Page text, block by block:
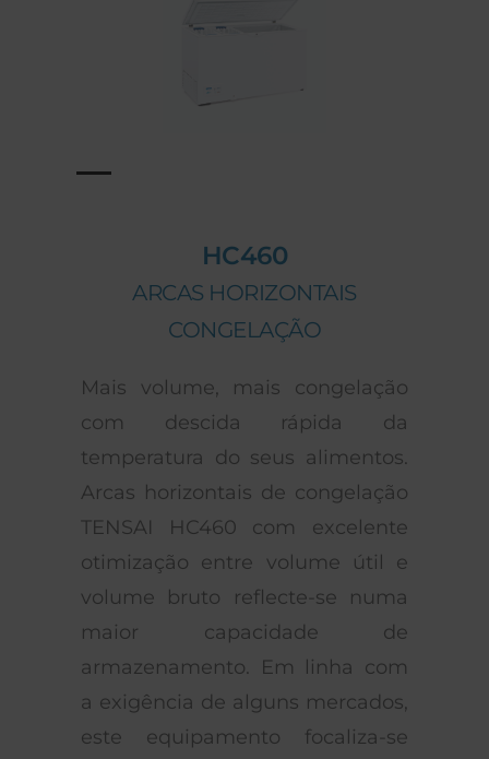
HC460
ARCAS HORIZONTAIS
CONGELAÇÃO
Mais volume, mais congelação
com descida rápida da
temperatura do seus alimentos.
Arcas horizontais de congelação
TENSAI HC460 com excelente
otimização entre volume útil e
volume bruto reflecte-se numa
maior capacidade de
armazenamento. Em linha com
a exigência de alguns mercados,
este equipamento focaliza-se